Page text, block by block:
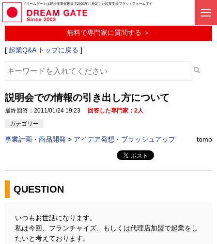
ドリームゲートは経済産業省後援で2003年に発足した起業支援プラットフォームです
起業に関するみんなの質問投稿サービス
起業Q&A
無料で専門家に質問する ＞
[ 起業Q&A トップに戻る ]
説明会での情報の引き出し方について
最終回答：2011/01/24 19:23
回答した専門家：2人
カテゴリー
事業計画・商品開発 > アイデア発想・ブラッシュアップ tomo
QUESTION
いつもお世話になります。
私は今回、フランチャイズ、もしくは代理店加盟で起業をし
たいと考えております。